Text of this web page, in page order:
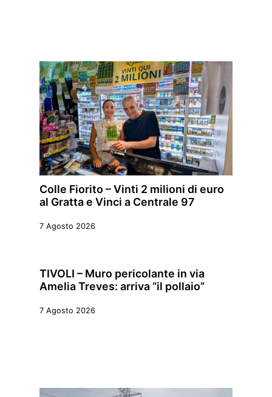
Colle Fiorito – Vinti 2 milioni di euro
al Gratta e Vinci a Centrale 97
7 Agosto 2026
TIVOLI – Muro pericolante in via
Amelia Treves: arriva “il pollaio”
7 Agosto 2026